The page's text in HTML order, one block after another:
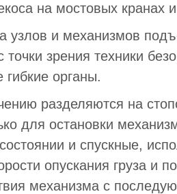
на мостовых кранах
узлов и механизмов
зрения техники
гибкие органы.
разделяются на
для остановки
и спускные,
опускания груза и
механизма с